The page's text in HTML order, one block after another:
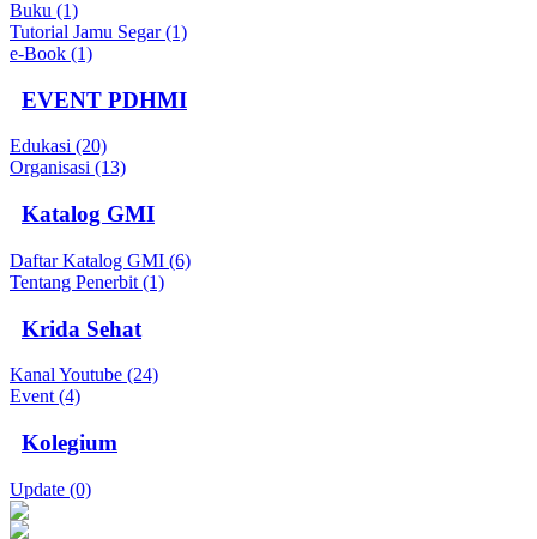
Buku (1)
Tutorial Jamu Segar (1)
e-Book (1)
EVENT PDHMI
Edukasi (20)
Organisasi (13)
Katalog GMI
Daftar Katalog GMI (6)
Tentang Penerbit (1)
Krida Sehat
Kanal Youtube (24)
Event (4)
Kolegium
Update (0)